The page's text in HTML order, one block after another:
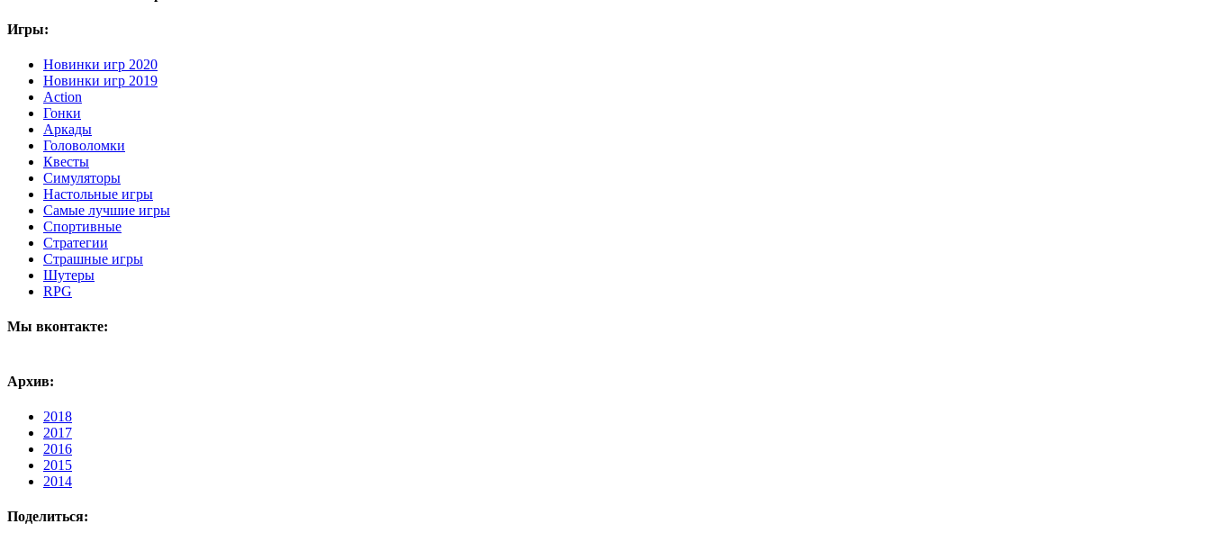
Игры:
Новинки игр 2020
Новинки игр 2019
Action
Гонки
Аркады
Головоломки
Квесты
Симуляторы
Настольные игры
Самые лучшие игры
Спортивные
Стратегии
Страшные игры
Шутеры
RPG
Мы вконтакте:
Архив:
2018
2017
2016
2015
2014
Поделиться: